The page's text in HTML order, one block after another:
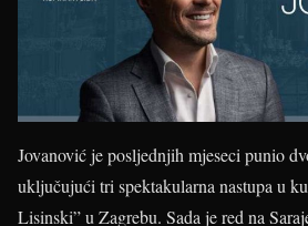
Jovanović je posljednjih mjeseci punio
uključujući tri spektakularna nastupa u
Lisinski” u Zagrebu. Sada je red na